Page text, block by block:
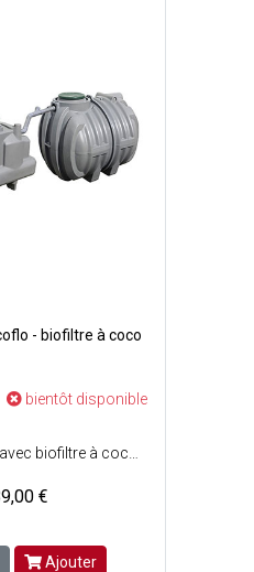
- biofiltre à coco
bientôt disponible
€
Ajouter